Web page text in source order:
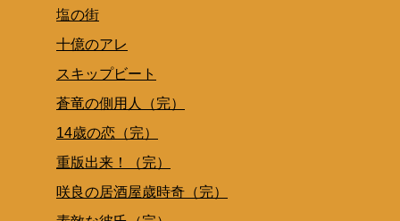
塩の街
十億のアレ
スキップビート
蒼竜の側用人（完）
14歳の恋（完）
重版出来！（完）
咲良の居酒屋歳時奇（完）